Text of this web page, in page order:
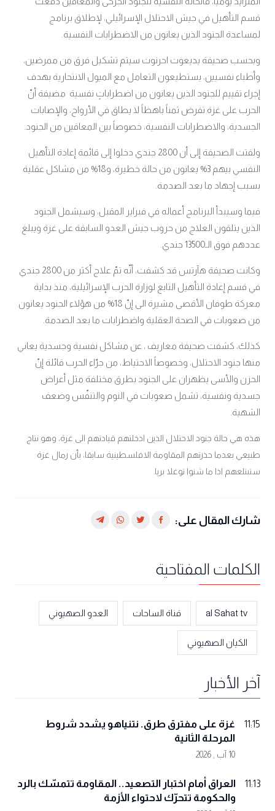
قسم التأهيل في جيش الاحتلال الإسرائيلي، لإطلاق برنامج
لمساعدة الجنود الذين يعانون من الاضطرابات النفسية.
وبحسب صحيفة يديعوت احرنوت سيتم تشكيل فرق من ممرضين،
وأطباء نفسيين، يستطيعون التعامل مع الميول الانتحارية بهدف
إجراء تقييم للجنود الذين يعانون من اضطراباتٍ نفسية مضيفة أنّ
الحرب على غزة تفرض ثمناً باهظاً لا يطاق في الأرواح، والإصابات
الجسدية، والاضطرابات النفسية، خصوصاً بين المعاقين من الجنود.
ولفتت الصحيفة إلى أن 2800 جندي دخلوا إلى قائمة إعادة التأهيل
النفسي بيهم 3% يعانون من حالة خطيرة، و18% من مشاكل عقلية
بسبب إجهاد ما بعد الصدمة.
فيما وسيبدأ البرنامج أعماله في فبراير المقبل، وسيشمل الجنود
الذين يتلقون العلاج من حروب جيش العدو السابقة على غزة ويبلغ
عددهم فوق الـ13500 جندي.
وكانت صحيفة هآرتس قد كشفت، أنّه تمّ علاج أكثر من 2800 جندي
في قسم إعادة التأهيل التابع لوزارة الحرب الإسرائيلية، منذ بداية
معركة طوفان الأقصى مشيرة الى إنّ 18% من هؤلاء الجنود يعانون
من صعوبات في الصحة العقلية واضطرابات ما بعد الصدمة.
كذلك، كشفت صحيفة معاريف ، عن مشاكل نفسية وجسدية يعاني
منها جنود الاحتلال، وخصوصاً الاحتياط، من جرّاء الحرب قائلة إنّ
الحزن والأسى يظهران على الجنود بطرق مختلفة مثل أعراض
جسدية ونفسية، تشمل صعوبات في النوم والتنفّس وضعف
الشهية.
هذه هي حالة جنود الاحتلال الذين ادخلتهم قيادتهم الى غزة، وهو نتاج
طبيعي بعدما حذرتهم المقاومة الافلسطينية سابقا، بأن رمال غزة
ستبتلعهم اذا ما شنوا توغلا بريا.
شارك المقال على:
الكلمات المفتاحية
al Sahat tv قناة الساحات العدو الصهيوني
الكيان الصهيوني
آخر الأخبار
11:15
غزة على مفترق طرق. نتنياهو يشدد شروط
المرحلة الثانية
10 آب , 2026
11:13
العراق أمام اختبار التصعيد.. المقاومة تتمسّك بالرد
والحكومة تتحرّك لاحتواء الأزمة